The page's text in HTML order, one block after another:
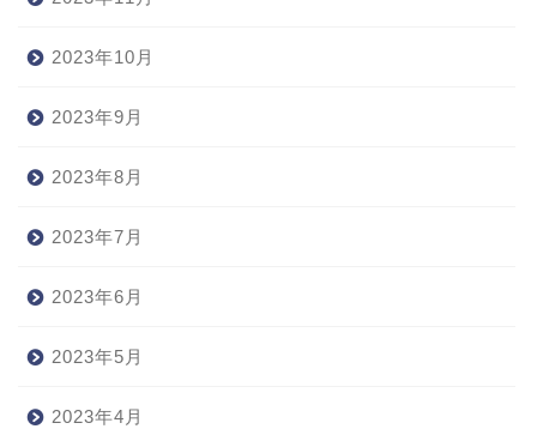
2023年10月
2023年9月
2023年8月
2023年7月
2023年6月
2023年5月
2023年4月